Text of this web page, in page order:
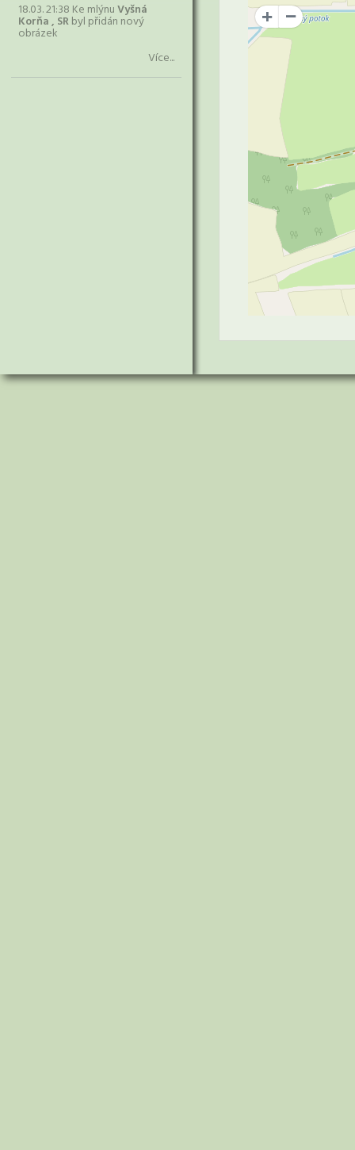
18.03. 21:38 Ke mlýnuVyšná
Korňa , SRbyl přidán nový
obrázek
Více...
+